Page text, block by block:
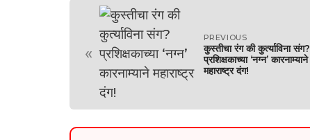
«
PREVIOUS
कुस्तीचा रंग की कुर्त्याविना संग?
प्रशिक्षकाच्या ‘नग्न’ कारनाम्याने
महाराष्ट्र दंग!